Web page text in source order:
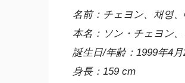
名前：チェヨン、채영
本名：ソン・チェヨン
誕生日/年齢：1999年4
身長：159 cm